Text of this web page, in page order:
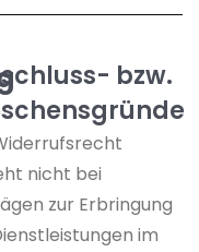
bzw.
nicht bei
zur Erbringung
im